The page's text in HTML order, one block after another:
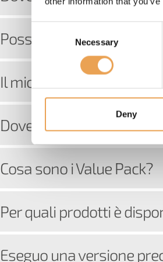
Selection
Necessary
Deny
Posso configurare la
Il mio dispositivo sarà
Dove posso trovare la
Cosa sono i Value Pack?
Per quali prodotti è
Eseguo una versione